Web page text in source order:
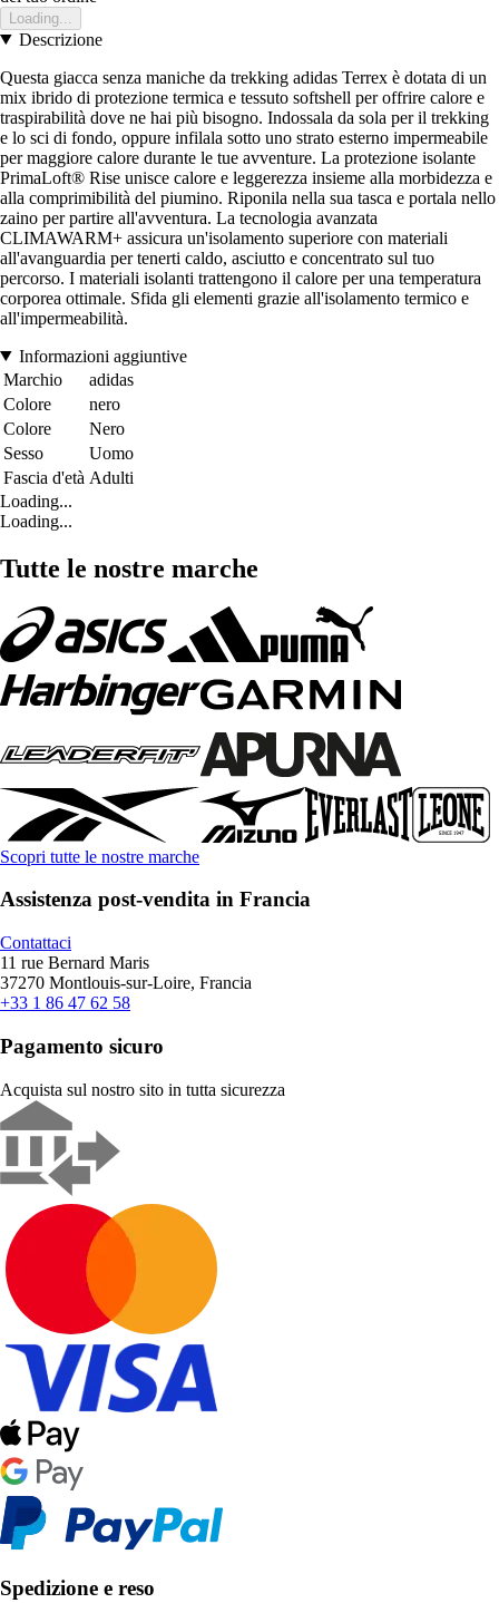
Loading...
Descrizione
Questa giacca senza maniche da trekking adidas Terrex è dotata di un
mix ibrido di protezione termica e tessuto softshell per offrire calore e
traspirabilità dove ne hai più bisogno. Indossala da sola per il trekking
e lo sci di fondo, oppure infilala sotto uno strato esterno impermeabile
per maggiore calore durante le tue avventure. La protezione isolante
PrimaLoft® Rise unisce calore e leggerezza insieme alla morbidezza e
alla comprimibilità del piumino. Riponila nella sua tasca e portala nello
zaino per partire all'avventura. La tecnologia avanzata
CLIMAWARM+ assicura un'isolamento superiore con materiali
all'avanguardia per tenerti caldo, asciutto e concentrato sul tuo
percorso. I materiali isolanti trattengono il calore per una temperatura
corporea ottimale. Sfida gli elementi grazie all'isolamento termico e
all'impermeabilità.
Informazioni aggiuntive
Marchio
adidas
Colore
nero
Colore
Nero
Sesso
Uomo
Fascia d'età Adulti
Loading...
Loading...
Tutte le nostre marche
Scopri tutte le nostre marche
Assistenza post-vendita in Francia
Contattaci
11 rue Bernard Maris
37270 Montlouis-sur-Loire, Francia
+33 1 86 47 62 58
Pagamento sicuro
Acquista sul nostro sito in tutta sicurezza
Spedizione e reso